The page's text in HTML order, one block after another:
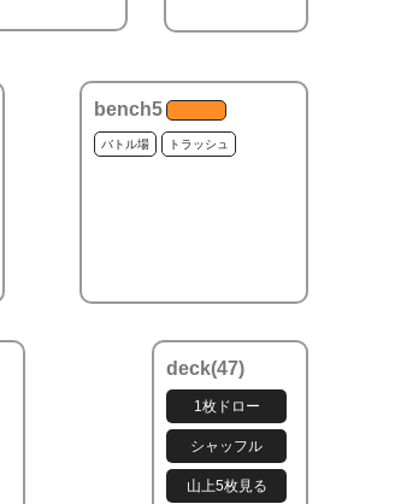
bench5
バトル場 トラッシュ
deck(47)